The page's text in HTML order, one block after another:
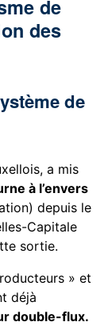
de
des
de
a mis
à l’envers
depuis le
Capitale
sortie.
» et
déjà
double-flux.